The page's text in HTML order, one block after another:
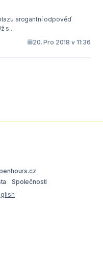
arogantní odpověď
s...
20. Pro 2018 v 11:36
Společnosti